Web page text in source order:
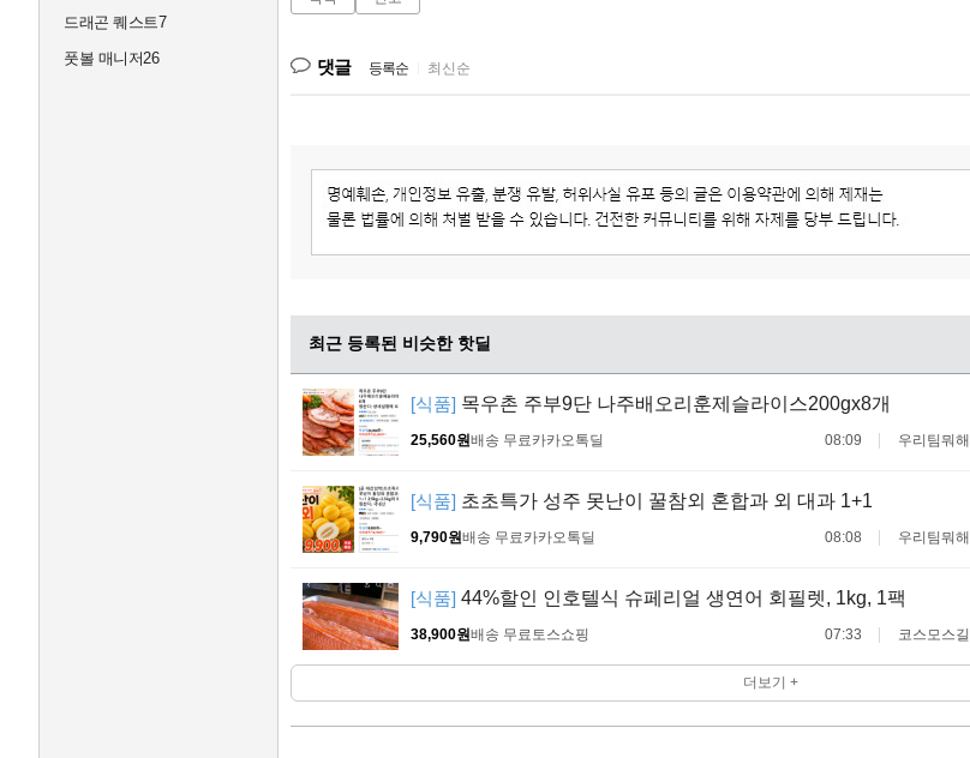
드래곤 퀘스트7
풋볼 매니저26
댓글 등록순 최신순
최근 등록된 비슷한 핫딜
[식품] 목우촌 주부9단 나주배오리훈제슬라이스200gx8개
25,560원배송 무료 카카오톡딜 08:09 우리팀뭐해
[식품] 초초특가 성주 못난이 꿀참외 혼합과 외 대과 1+1
9,790원배송 무료 카카오톡딜 08:08 우리팀뭐해
[식품] 44%할인 인호텔식 슈페리얼 생연어 회필렛, 1kg, 1팩
38,900원배송 무료 토스쇼핑 07:33 코스모스길
더보기 +